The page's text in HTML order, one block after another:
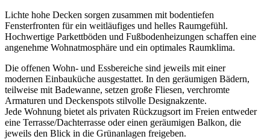
Lichte hohe Decken sorgen zusammen mit bodentiefen
Fensterfronten für ein weitläufiges und helles Raumgefühl.
Hochwertige Parkettböden und Fußbodenheizungen schaffen eine
angenehme Wohnatmosphäre und ein optimales Raumklima.
Die offenen Wohn- und Essbereiche sind jeweils mit einer
modernen Einbauküche ausgestattet. In den geräumigen Bädern,
teilweise mit Badewanne, setzen große Fliesen, verchromte
Armaturen und Deckenspots stilvolle Designakzente.
Jede Wohnung bietet als privaten Rückzugsort im Freien entweder
eine Terrasse/Dachterrasse oder einen geräumigen Balkon, die
jeweils den Blick in die Grünanlagen freigeben.